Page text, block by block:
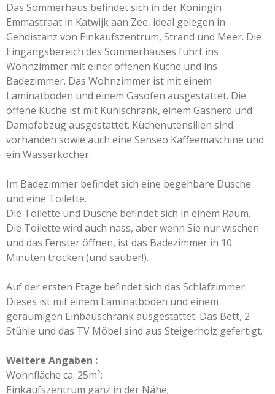
Das Sommerhaus befindet sich in der Koningin
Emmastraat in Katwijk aan Zee, ideal gelegen in
Gehdistanz von Einkaufszentrum, Strand und Meer. Die
Eingangsbereich des Sommerhauses führt ins
Wohnzimmer mit einer offenen Küche und ins
Badezimmer. Das Wohnzimmer ist mit einem
Laminatboden und einem Gasofen ausgestattet. Die
offene Küche ist mit Kühlschrank, einem Gasherd und
Dampfabzug ausgestattet. Küchenutensilien sind
vorhanden sowie auch eine Senseo Kaffeemaschine und
ein Wasserkocher.
Im Badezimmer befindet sich eine begehbare Dusche
und eine Toilette.
​Die Toilette und Dusche befindet sich in einem Raum.
Die Toilette wird auch nass, aber wenn Sie nur wischen
und das Fenster öffnen, ist das Badezimmer in 10
Minuten trocken (und sauber!).
Auf der ersten Etage befindet sich das Schlafzimmer.
Dieses ist mit einem Laminatboden und einem
geräumigen Einbauschrank ausgestattet. Das Bett, 2
Stühle und das TV Möbel sind aus Steigerholz gefertigt.
Weitere Angaben :
Wohnfläche ca. 25m²;
Einkaufszentrum ganz in der Nähe;